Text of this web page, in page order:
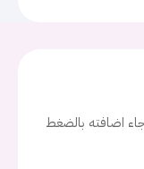
اضافته بالضغط